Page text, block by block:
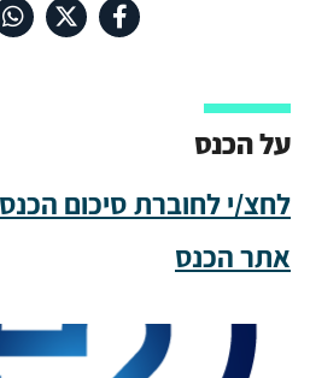
על הכנס
לחצ/י לחוברת סיכום הכנס
אתר הכנס